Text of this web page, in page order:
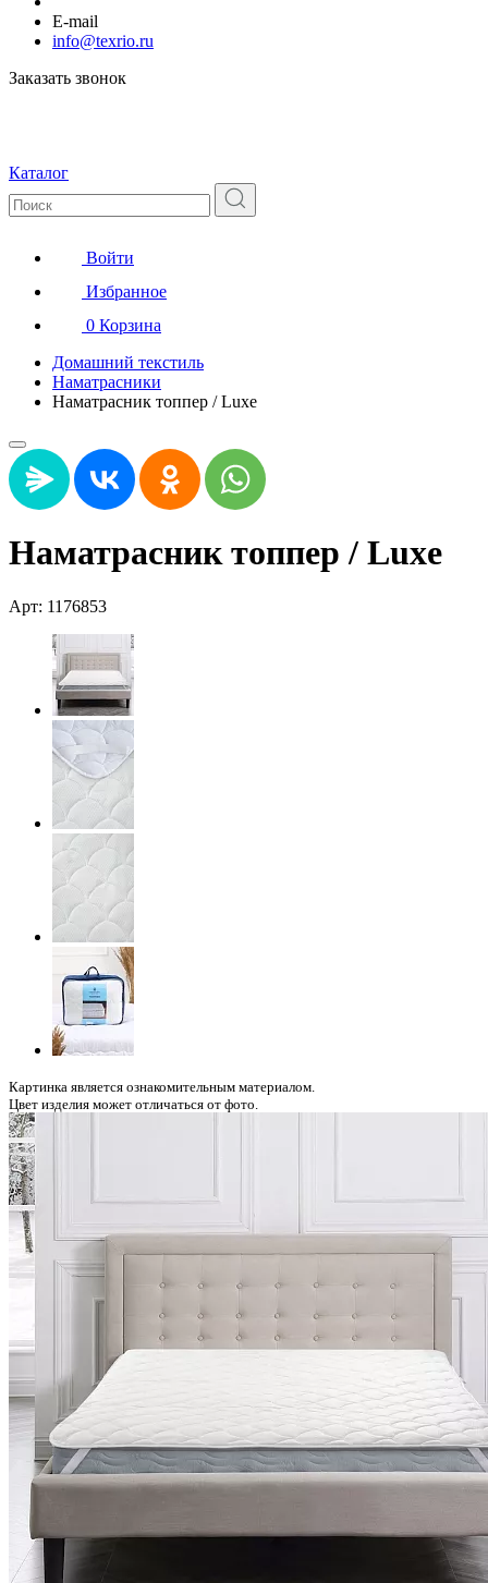
E-mail
info@texrio.ru
Заказать звонок
Каталог
Войти
Избранное
0 Корзина
Домашний текстиль
Наматрасники
Наматрасник топпер / Luxe
Наматрасник топпер / Luxe
Арт: 1176853
Картинка является ознакомительным материалом.
Цвет изделия может отличаться от фото.